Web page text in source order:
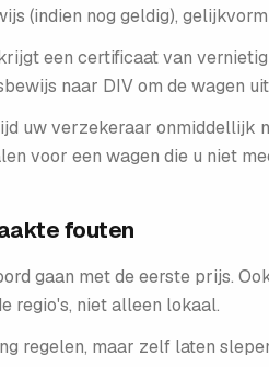
(indien nog geldig),
een certificaat van
naar DIV om de wagen
uw verzekeraar onmiddellijk
voor een wagen die u niet
fouten
gaan met de eerste prijs.
regio's, niet alleen lokaal.
regelen, maar zelf laten